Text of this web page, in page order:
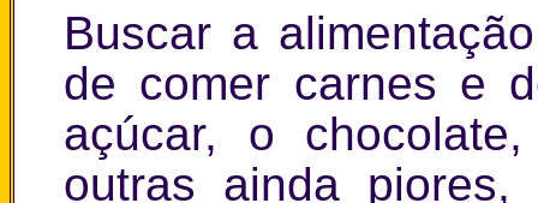
Buscar a
de comer carnes e
açúcar, o
outras ainda